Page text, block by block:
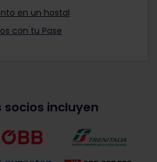
en un hostal
con tu Pase
socios incluyen